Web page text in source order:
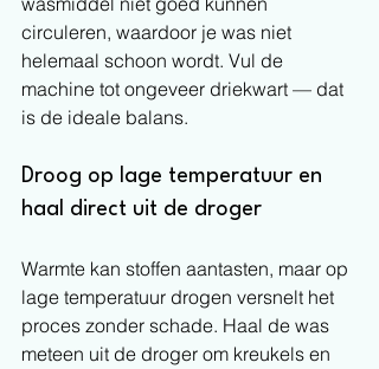
circuleren, waardoor je was niet
helemaal schoon wordt. Vul de
machine tot ongeveer driekwart — dat
is de ideale balans.
Droog op lage temperatuur en
haal direct uit de droger
Warmte kan stoffen aantasten, maar op
lage temperatuur drogen versnelt het
proces zonder schade. Haal de was
meteen uit de droger om kreukels en